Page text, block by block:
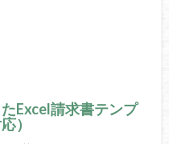
Excel請求書テンプ
）